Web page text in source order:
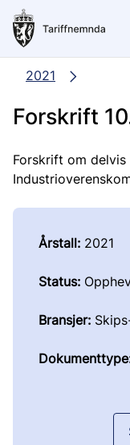
Hopp
hovedinnhold
2021
Forskrift
Forskrift om
Årstall: 2021
Status:
Bransjer: